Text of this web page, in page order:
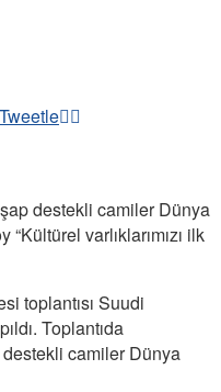
Tweetle
destekli camiler Dünya
varlıklarımızı ilk
toplantısı Suudi
Toplantıda
camiler Dünya